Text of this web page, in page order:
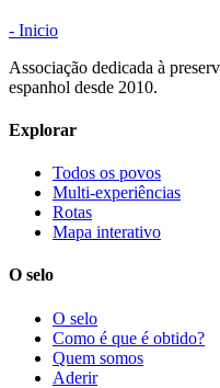
- Inicio
Associação dedicada à
espanhol desde 2010.
Explorar
Todos os povos
Multi-experiências
Rotas
Mapa interativo
O selo
O selo
Como é que é obtido?
Quem somos
Aderir